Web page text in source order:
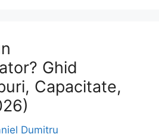
Ghid
Capacitate,
Dumitru